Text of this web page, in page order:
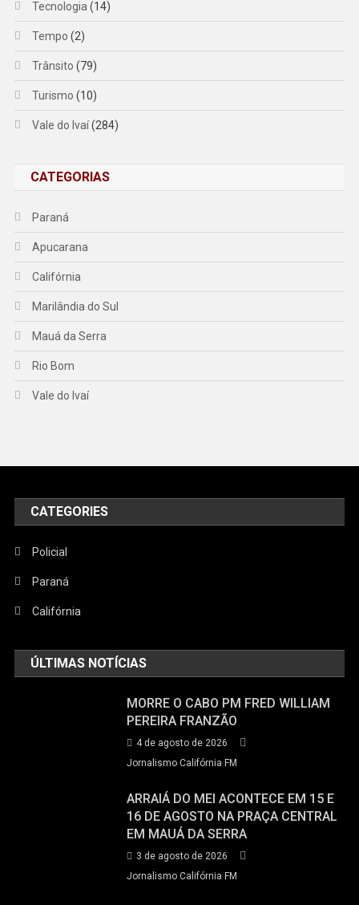
Tecnologia (14)
Tempo (2)
Trânsito (79)
Turismo (10)
Vale do Ivaí(284)
CATEGORIAS
Paraná
Apucarana
Califórnia
Marilândia do Sul
Mauá da Serra
Rio Bom
Vale do Ivaí
CATEGORIES
Policial
Paraná
Califórnia
ÚLTIMAS NOTÍCIAS
MORRE O CABO PM FRED WILLIAM
PEREIRA FRANZÃO
4 de agosto de 2026
Jornalismo Califórnia FM
ARRAIÁ DO MEI ACONTECE EM 15 E
16 DE AGOSTO NA PRAÇA CENTRAL
EM MAUÁ DA SERRA
3 de agosto de 2026
Jornalismo Califórnia FM